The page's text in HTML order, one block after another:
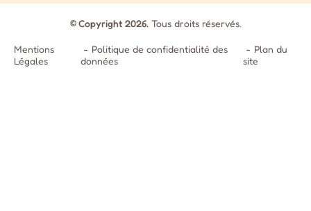
© Copyright 2026.Tous droits réservés.
Mentions
Légales
Politique de confidentialité des
données
Plan du
site